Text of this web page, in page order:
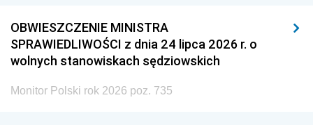
OBWIESZCZENIE MINISTRA
SPRAWIEDLIWOŚCI z dnia 24 lipca 2026 r. o
wolnych stanowiskach sędziowskich
Monitor Polski rok 2026 poz. 735